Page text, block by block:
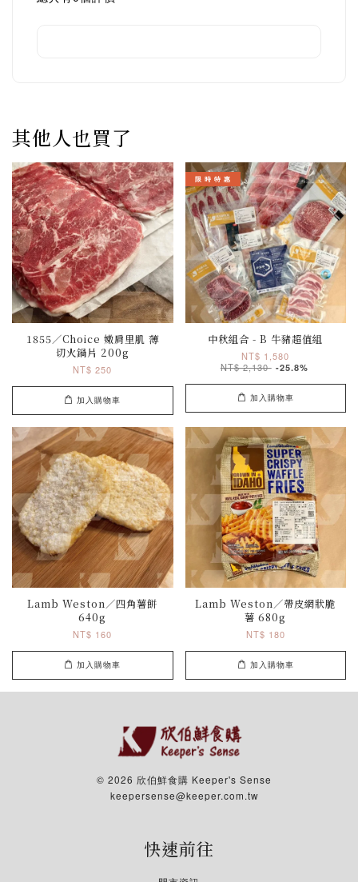
其他人也買了
1855／Choice 嫩肩里肌 薄
切火鍋片 200g
NT$ 250
加入購物車
限 時 特 惠
中秋組合 - B 牛豬超值組
NT$ 1,580
NT$ 2,130 -25.8%
加入購物車
Lamb Weston／四角薯餅
640g
NT$ 160
加入購物車
Lamb Weston／帶皮網狀脆
薯 680g
NT$ 180
加入購物車
© 2026 欣伯鮮食購 Keeper's Sense
keepersense@keeper.com.tw
快速前往